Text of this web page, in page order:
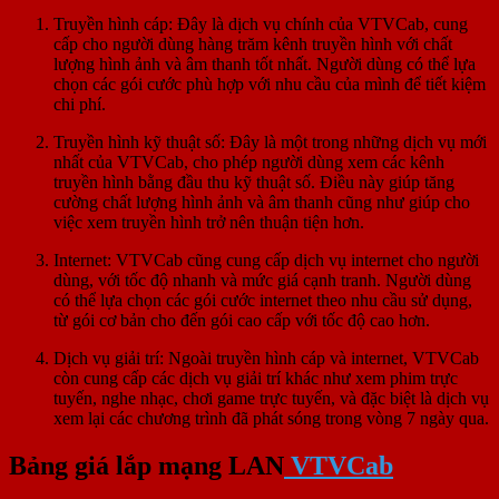
Truyền hình cáp: Đây là dịch vụ chính của VTVCab, cung
cấp cho người dùng hàng trăm kênh truyền hình với chất
lượng hình ảnh và âm thanh tốt nhất. Người dùng có thể lựa
chọn các gói cước phù hợp với nhu cầu của mình để tiết kiệm
chi phí.
Truyền hình kỹ thuật số: Đây là một trong những dịch vụ mới
nhất của VTVCab, cho phép người dùng xem các kênh
truyền hình bằng đầu thu kỹ thuật số. Điều này giúp tăng
cường chất lượng hình ảnh và âm thanh cũng như giúp cho
việc xem truyền hình trở nên thuận tiện hơn.
Internet: VTVCab cũng cung cấp dịch vụ internet cho người
dùng, với tốc độ nhanh và mức giá cạnh tranh. Người dùng
có thể lựa chọn các gói cước internet theo nhu cầu sử dụng,
từ gói cơ bản cho đến gói cao cấp với tốc độ cao hơn.
Dịch vụ giải trí: Ngoài truyền hình cáp và internet, VTVCab
còn cung cấp các dịch vụ giải trí khác như xem phim trực
tuyến, nghe nhạc, chơi game trực tuyến, và đặc biệt là dịch vụ
xem lại các chương trình đã phát sóng trong vòng 7 ngày qua.
Bảng giá lắp mạng LAN VTVCab